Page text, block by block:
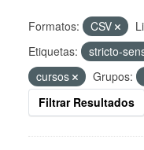
Formatos: CSV
Etiquetas:
stricto-
cursos
Grupos:
Filtrar Resultados